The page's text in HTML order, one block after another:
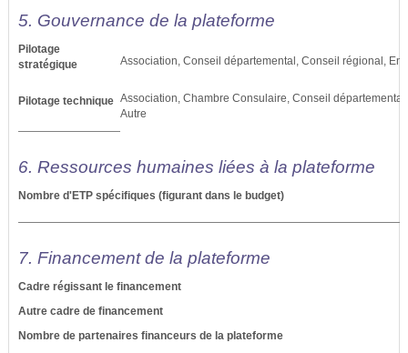
5. Gouvernance de la plateforme
Pilotage
stratégique
Association, Conseil départemental, Conseil régional,
Pilotage technique Association, Chambre Consulaire, Conseil
Autre
6. Ressources humaines liées à la plateforme
Nombre d'ETP spécifiques (figurant dans le budget)
7. Financement de la plateforme
Cadre régissant le financement
Autre cadre de financement
Nombre de partenaires financeurs de la plateforme